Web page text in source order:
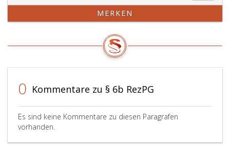
6,
der
durch
MERKEN
0 Kommentare zu § 6b RezPG
Es sind keine Kommentare zu diesen Paragrafen
vorhanden.